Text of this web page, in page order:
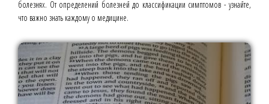
болезнях. От определений болезней до классификации симптомов - узнайте,
что важно знать каждому о медицине.